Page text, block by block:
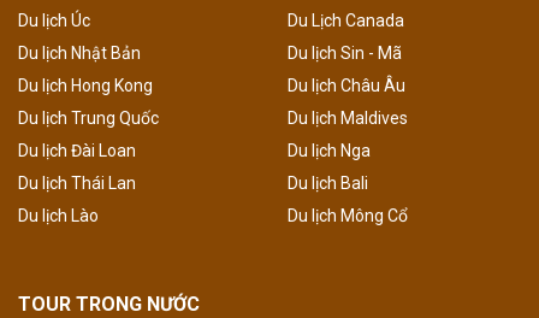
Du lịch Úc
Du Lịch Canada
Du lịch Nhật Bản
Du lịch Sin - Mã
Du lịch Hong Kong
Du lịch Châu Âu
Du lịch Trung Quốc
Du lịch Maldives
Du lịch Đài Loan
Du lịch Nga
Du lịch Thái Lan
Du lịch Bali
Du lịch Lào
Du lịch Mông Cổ
TOUR TRONG NƯỚC